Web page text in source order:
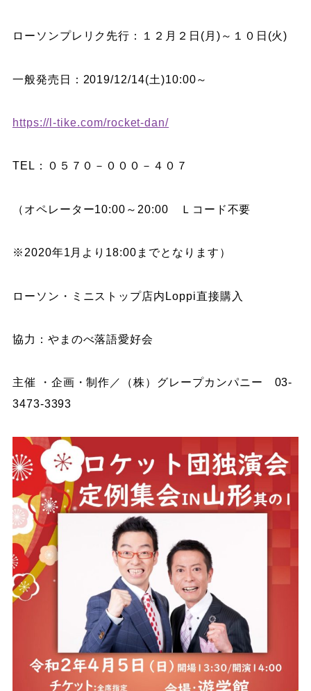
ローソンプレリク先行：１２月２日(月)～１０日(火)
一般発売日：2019/12/14(土)10:00～
https://l-tike.com/rocket-dan/
TEL：０５７０－０００－４０７
（オペレーター10:00～20:00 Ｌコード不要
※2020年1月より18:00までとなります）
ローソン・ミニストップ店内Loppi直接購入
協力：やまのべ落語愛好会
主催 ・企画・制作／（株）グレープカンパニー 03-
3473-3393